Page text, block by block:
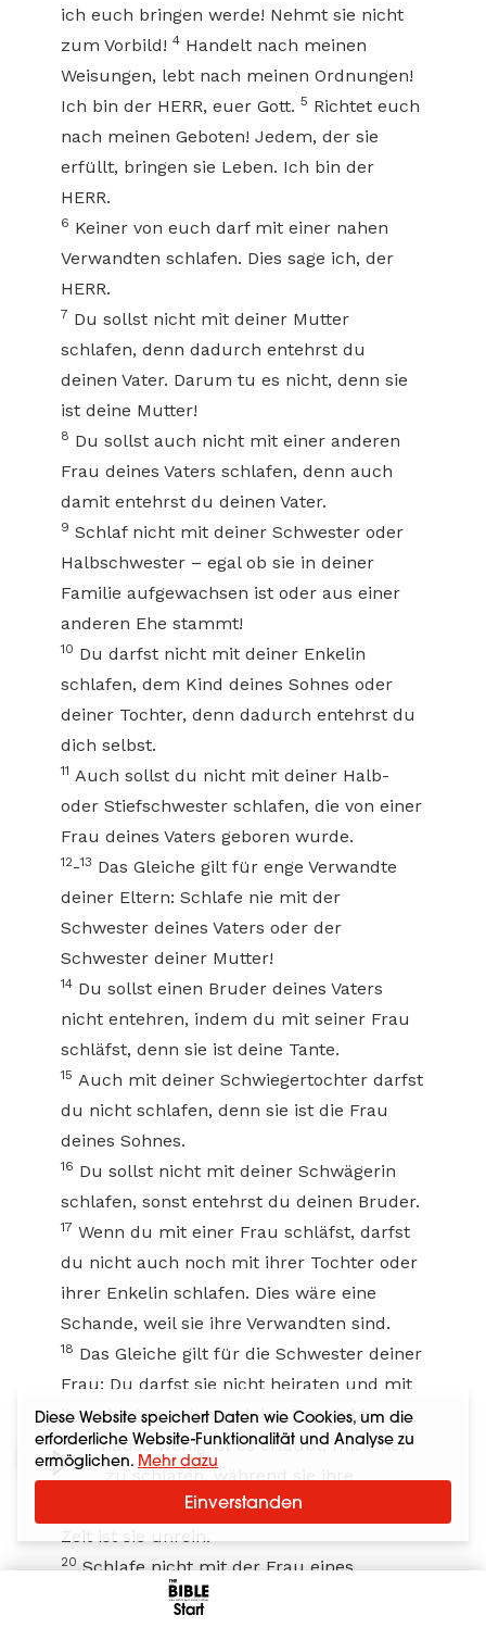
Start
ich euch bringen werde! Nehmt sie nicht
zum Vorbild! 4 Handelt nach meinen
Weisungen, lebt nach meinen Ordnungen!
Ich bin der HERR, euer Gott. 5 Richtet euch
nach meinen Geboten! Jedem, der sie
erfüllt, bringen sie Leben. Ich bin der
HERR.
6 Keiner von euch darf mit einer nahen
Verwandten schlafen. Dies sage ich, der
HERR.
7 Du sollst nicht mit deiner Mutter
schlafen, denn dadurch entehrst du
deinen Vater. Darum tu es nicht, denn sie
ist deine Mutter!
8 Du sollst auch nicht mit einer anderen
Frau deines Vaters schlafen, denn auch
damit entehrst du deinen Vater.
9 Schlaf nicht mit deiner Schwester oder
Halbschwester – egal ob sie in deiner
Familie aufgewachsen ist oder aus einer
anderen Ehe stammt!
10 Du darfst nicht mit deiner Enkelin
schlafen, dem Kind deines Sohnes oder
deiner Tochter, denn dadurch entehrst du
dich selbst.
11 Auch sollst du nicht mit deiner Halb-
oder Stiefschwester schlafen, die von einer
Frau deines Vaters geboren wurde.
12-13 Das Gleiche gilt für enge Verwandte
deiner Eltern: Schlafe nie mit der
Schwester deines Vaters oder der
Schwester deiner Mutter!
14 Du sollst einen Bruder deines Vaters
nicht entehren, indem du mit seiner Frau
schläfst, denn sie ist deine Tante.
15 Auch mit deiner Schwiegertochter darfst
du nicht schlafen, denn sie ist die Frau
deines Sohnes.
16 Du sollst nicht mit deiner Schwägerin
schlafen, sonst entehrst du deinen Bruder.
17 Wenn du mit einer Frau schläfst, darfst
du nicht auch noch mit ihrer Tochter oder
ihrer Enkelin schlafen. Dies wäre eine
Schande, weil sie ihre Verwandten sind.
18 Das Gleiche gilt für die Schwester deiner
Frau: Du darfst sie nicht heiraten und mit
ihr schlafen, solange deine Frau lebt.
19Genauso wenig ist es erlaubt, mit einer
Frau zu schlafen, während sie ihre
monatliche Blutung hat, denn in dieser
Zeit ist sie unrein.
20Schlafe nicht mit der Frau eines
anderen Mannes, sonst machst du dich
Diese Website speichert Daten wie Cookies, um die
erforderliche Website-Funktionalität und Analyse zu
ermöglichen. Mehr dazu
Einverstanden